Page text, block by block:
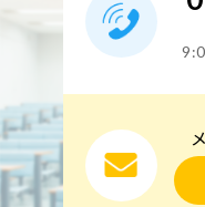
オンライ
2026年9月21日（月）
東京校【下期】配
開催（YouTubeラ